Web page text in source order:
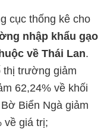
cục thống kê cho
nhập khẩu gạo
về Thái Lan.
thị trường giảm
62,24% về khối
Biển Ngà giảm
về giá trị;